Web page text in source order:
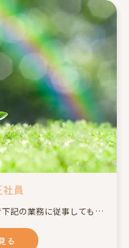
員
○放課後等ディひまわり学習館で下記の業務に従事してもらいます。 ・施設施設利用者の個別支援計画とプロセス管理 ・学校・医療機関や行政など関係機関との連携 ・送迎業務 ・その他、施設内での必要な業務 ※業務の変更範囲:なし
る